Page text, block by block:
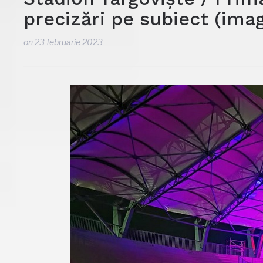
precizări pe subiect
on 23 februarie 2023